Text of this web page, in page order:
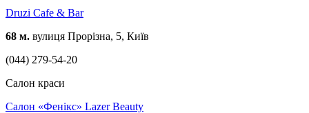
Druzi Cafe & Bar
68 м. вулиця Прорізна, 5, Київ
(044) 279-54-20
Cалон краси
Салон «Фенікс» Lazer Beauty